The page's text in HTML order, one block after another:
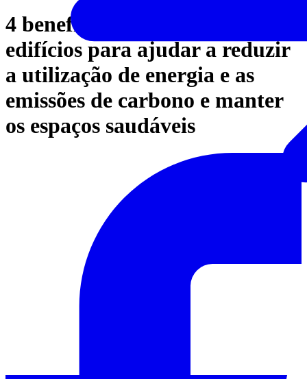
4 benefícios da automação de
edifícios para ajudar a reduzir
a utilização de energia e as
emissões de carbono e manter
os espaços saudáveis